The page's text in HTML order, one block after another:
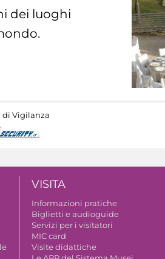
dei luoghi
di Vigilanza
VISITA
Informazioni pratiche
Biglietti e audioguide
Servizi per i visitatori
MIC card
Visite didattiche